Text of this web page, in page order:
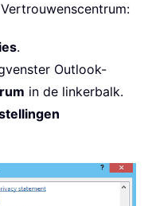
.
Outlook-
in de linkerbalk.